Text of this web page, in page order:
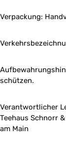
Verpackung:
schützen.
Verantwortlicher
Teehaus Schnorr
am Main